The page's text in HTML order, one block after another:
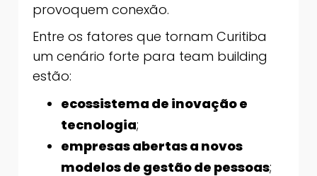
provoquem conexão.
Entre os fatores que tornam Curitiba
um cenário forte para team building
estão:
ecossistema de inovação e
tecnologia;
empresas abertas a novos
modelos de gestão de pessoas;